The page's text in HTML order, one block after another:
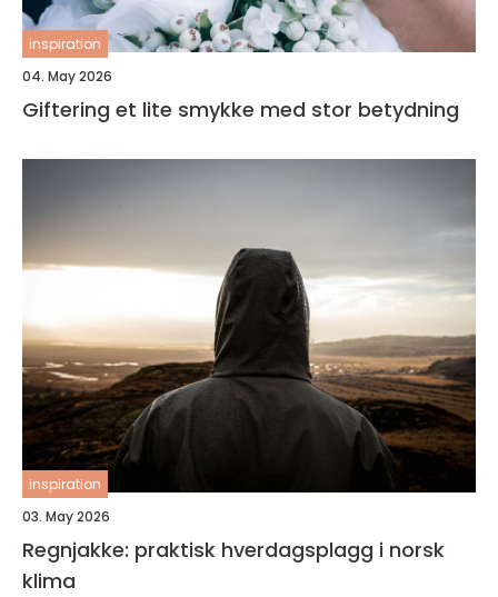
inspiration
04. May 2026
Giftering et lite smykke med stor betydning
inspiration
03. May 2026
Regnjakke: praktisk hverdagsplagg i norsk
klima